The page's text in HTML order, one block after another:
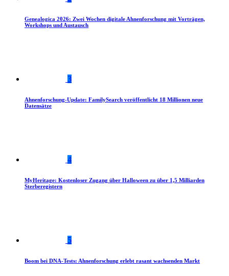
Genealogica 2026: Zwei Wochen digitale Ahnenforschung mit Vorträgen,
Workshops und Austausch
3
Ahnenforschung-Update: FamilySearch veröffentlicht 18 Millionen neue
Datensätze
4
MyHeritage: Kostenloser Zugang über Halloween zu über 1,5 Milliarden
Sterberegistern
5
Boom bei DNA-Tests: Ahnenforschung erlebt rasant wachsenden Markt